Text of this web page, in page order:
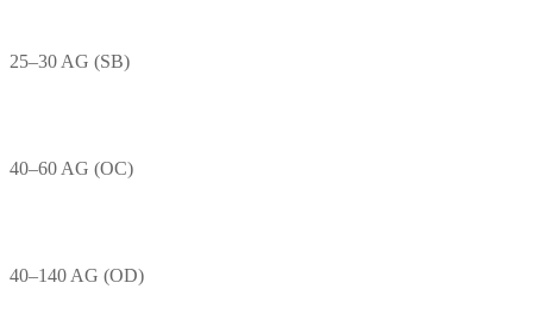
25–30 AG (SB)
40–60 AG (OC)
40–140 AG (OD)